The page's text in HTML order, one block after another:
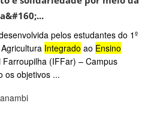
pelos estudantes do 1º
Integrado ao Ensino
(IFFar) – Campus
os objetivos ...